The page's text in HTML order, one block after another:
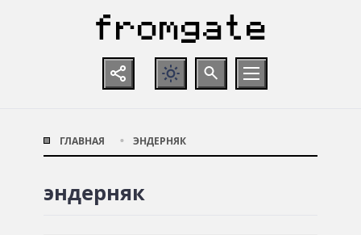
ГЛАВНАЯ ЭНДЕРНЯК
эндерняк